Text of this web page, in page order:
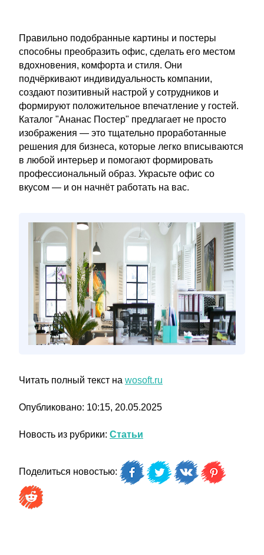
Правильно подобранные картины и постеры
способны преобразить офис, сделать его местом
вдохновения, комфорта и стиля. Они
подчёркивают индивидуальность компании,
создают позитивный настрой у сотрудников и
формируют положительное впечатление у гостей.
Каталог "Ананас Постер" предлагает не просто
изображения — это тщательно проработанные
решения для бизнеса, которые легко вписываются
в любой интерьер и помогают формировать
профессиональный образ. Украсьте офис со
вкусом — и он начнёт работать на вас.
Читать полный текст на wosoft.ru
Опубликовано: 10:15, 20.05.2025
Новость из рубрики: Статьи
Поделиться новостью: